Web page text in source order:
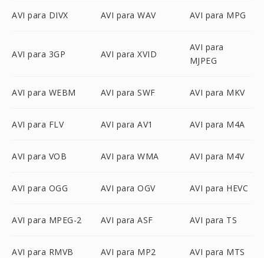
AVI para DIVX AVI para WAV AVI para MPG
AVI para 3GP AVI para XVID
AVI para
MJPEG
AVI para WEBM AVI para SWF AVI para MKV
AVI para FLV AVI para AV1 AVI para M4A
AVI para VOB AVI para WMA AVI para M4V
AVI para OGG AVI para OGV AVI para HEVC
AVI para MPEG-2 AVI para ASF AVI para TS
AVI para RMVB AVI para MP2 AVI para MTS